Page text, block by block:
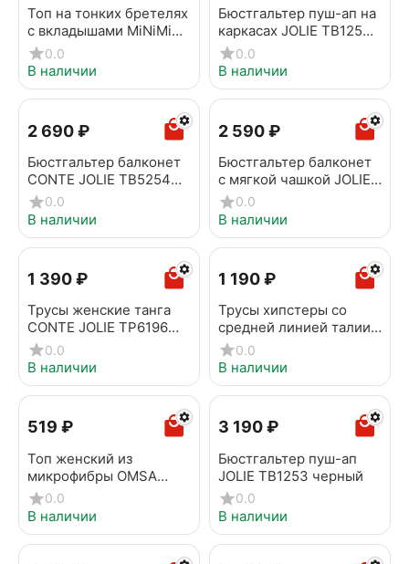
Топ на тонких бретелях
с вкладышами MiNiMi
1011S French Chic Nero
0.0
В наличии
Бюстгальтер пуш-ап на
каркасах JOLIE TB1253
зефир
0.0
В наличии
2 690₽
Бюстгальтер балконет
CONTE JOLIE TB5254
зефир
0.0
В наличии
2 590₽
Бюстгальтер балконет
с мягкой чашкой JOLIE
TB6255 зефир
0.0
В наличии
1 390₽
Трусы женские танга
CONTE JOLIE TP6196
зефир
0.0
В наличии
1 190₽
Трусы хипстеры со
средней линией талии
SECOND SKIN RP7142
нюд
0.0
В наличии
‍519‍ ₽
Топ женский из
микрофибры OMSA
OmS131 Nero
0.0
В наличии
3 190₽
Бюстгальтер пуш-ап
JOLIE TB1253 черный
0.0
В наличии